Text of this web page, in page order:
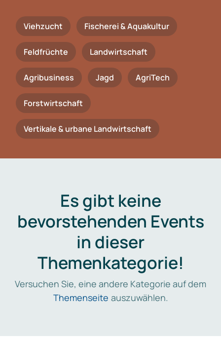
Viehzucht Fischerei & Aquakultur
Feldfrüchte Landwirtschaft
Agribusiness Jagd AgriTech
Forstwirtschaft
Vertikale & urbane Landwirtschaft
Es gibt keine
bevorstehenden Events
in dieser
Themenkategorie!
Versuchen Sie, eine andere Kategorie auf dem
Themenseite auszuwählen.